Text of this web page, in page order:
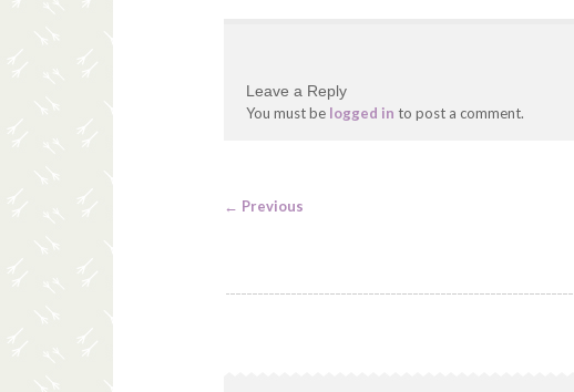
Leave a Reply
You must be logged in to post a comment.
← Previous